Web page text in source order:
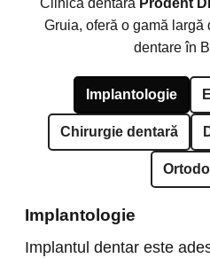
Clinica dentară Prodent
Gruia, oferă o gamă largă
dentare în
Implantologie
Chirurgie dentară
Implantologie
Implantul dentar este